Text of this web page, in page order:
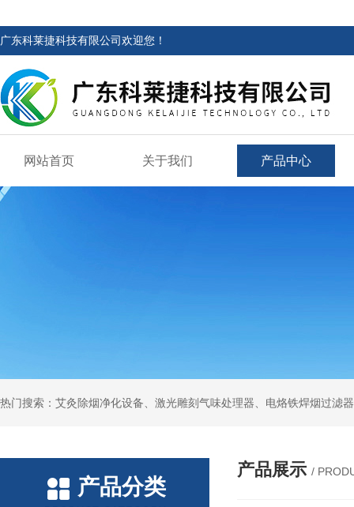
广东科莱捷科技有限公司欢迎您！
网站首页 关于我们 产品中心
产品分类
产品展示 /